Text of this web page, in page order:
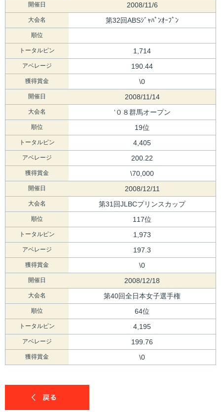
開催日 2008/11/6
大会名 第32回ABSｼﾞｬﾊﾟﾝｵｰﾌﾟﾝ
順位
トータルピン 1,714
アベレージ 190.44
獲得賞金 \0
開催日 2008/11/14
大会名 ‘０８群馬オープン
順位 19位
トータルピン 4,405
アベレージ 200.22
獲得賞金 \70,000
開催日 2008/12/11
大会名 第31回JLBCプリンスカップ
順位 117位
トータルピン 1,973
アベレージ 197.3
獲得賞金 \0
開催日 2008/12/18
大会名 第40回全日本女子選手権
順位 64位
トータルピン 4,195
アベレージ 199.76
獲得賞金 \0